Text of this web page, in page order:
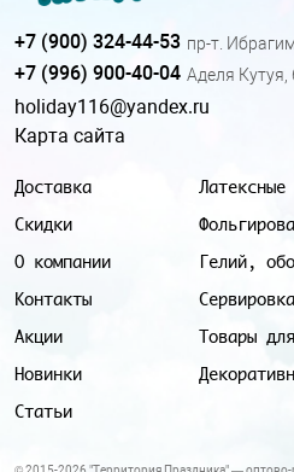
Доставка
Скидки
О компании
Контакты
Акции
Новинки
Статьи
Латексные
Гелий,
Товары
+7 (900) 324-44-53 пр-т.
+7 (996) 900-40-04 Аделя Кутуя,
holiday116@yandex.ru
Карта сайта